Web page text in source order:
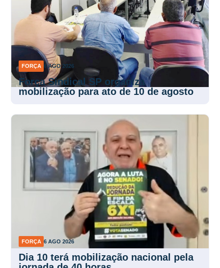
FORÇA 6 AGO 2026
Força Sindical SP organiza
mobilização para ato de 10 de agosto
FORÇA 6 AGO 2026
Dia 10 terá mobilização nacional pela